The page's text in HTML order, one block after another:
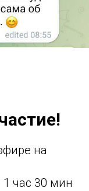
!
на
1 час 30 мин